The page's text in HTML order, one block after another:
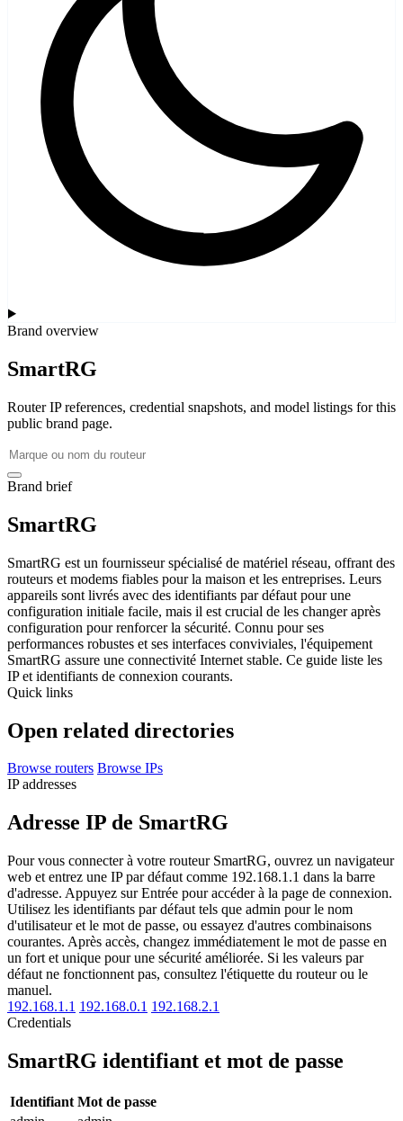
Brand overview
SmartRG
Router IP references, credential snapshots, and model listings for this
public brand page.
Brand brief
SmartRG
SmartRG est un fournisseur spécialisé de matériel réseau, offrant des
routeurs et modems fiables pour la maison et les entreprises. Leurs
appareils sont livrés avec des identifiants par défaut pour une
configuration initiale facile, mais il est crucial de les changer après
configuration pour renforcer la sécurité. Connu pour ses
performances robustes et ses interfaces conviviales, l'équipement
SmartRG assure une connectivité Internet stable. Ce guide liste les
IP et identifiants de connexion courants.
Quick links
Open related directories
Browse routers Browse IPs
IP addresses
Adresse IP de SmartRG
Pour vous connecter à votre routeur SmartRG, ouvrez un navigateur
web et entrez une IP par défaut comme 192.168.1.1 dans la barre
d'adresse. Appuyez sur Entrée pour accéder à la page de connexion.
Utilisez les identifiants par défaut tels que admin pour le nom
d'utilisateur et le mot de passe, ou essayez d'autres combinaisons
courantes. Après accès, changez immédiatement le mot de passe en
un fort et unique pour une sécurité améliorée. Si les valeurs par
défaut ne fonctionnent pas, consultez l'étiquette du routeur ou le
manuel.
192.168.1.1 192.168.0.1 192.168.2.1
Credentials
SmartRG identifiant et mot de passe
Identifiant Mot de passe